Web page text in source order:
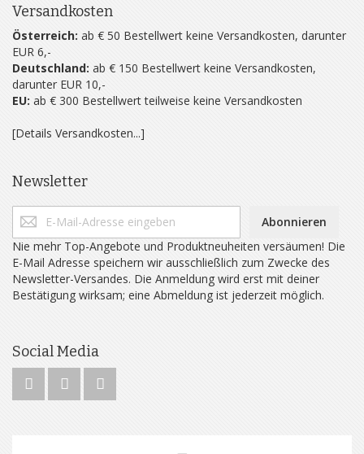
Versandkosten
Österreich: ab € 50 Bestellwert keine Versandkosten, darunter
EUR 6,-
Deutschland: ab € 150 Bestellwert keine Versandkosten,
darunter EUR 10,-
EU: ab € 300 Bestellwert teilweise keine Versandkosten
[Details Versandkosten...]
Newsletter
Abonnieren
Nie mehr Top-Angebote und Produktneuheiten versäumen! Die
E-Mail Adresse speichern wir ausschließlich zum Zwecke des
Newsletter-Versandes. Die Anmeldung wird erst mit deiner
Bestätigung wirksam; eine Abmeldung ist jederzeit möglich.
Social Media